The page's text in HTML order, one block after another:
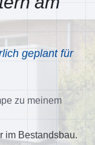
geplant für
zu meinem
im Bestandsbau.